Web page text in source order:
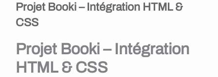
Projet Booki – Intégration HTML &
CSS
Projet Booki – Intégration
HTML & CSS